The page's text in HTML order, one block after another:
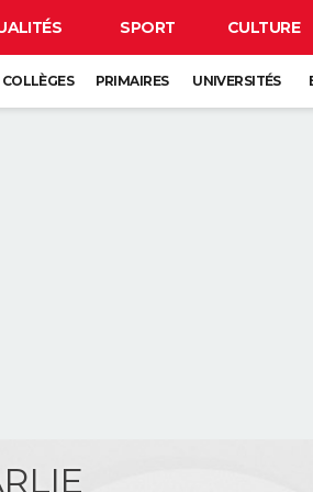
SPORT CULTURE
COLLÈGES PRIMAIRES UNIVERSITÉS